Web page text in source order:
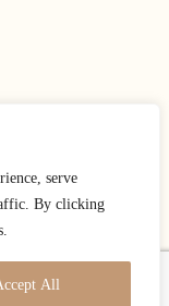
serve
By clicking
All